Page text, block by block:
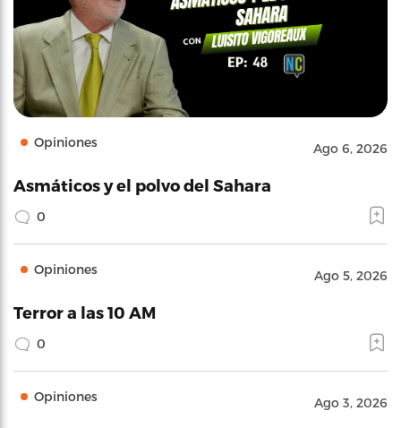
Opiniones Ago 6, 2026
Asmáticos y el polvo del Sahara
0
Opiniones Ago 5, 2026
Terror a las 10 AM
0
Opiniones Ago 3, 2026